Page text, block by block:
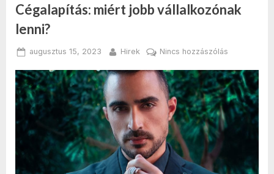
Cégalapítás: miért jobb vállalkozónak
lenni?
Posted
augusztus 15, 2023 By
Hirek Nincs hozzászólás
miért
jobb
lenni?